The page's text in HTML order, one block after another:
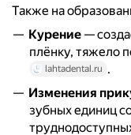
Также на
Курение —
плёнку, тяжело
lahtadental.ru .
Изменения
зубных единиц